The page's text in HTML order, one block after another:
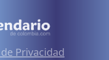
Privacidad